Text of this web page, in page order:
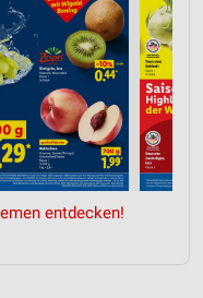
entdecken!
von